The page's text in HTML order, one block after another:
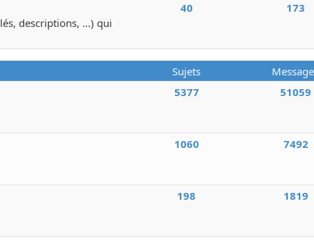
descriptions, ...) qui
40 173
Sujets
5377 51059
1060 7492
198 1819